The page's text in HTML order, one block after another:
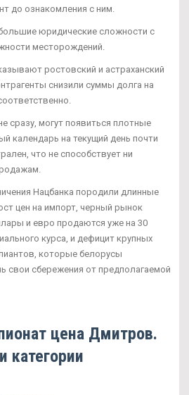
до ознакомления с ним.
юридические сложности с
месторождений.
ростовский и астраханский
снизили суммы долга на
сразу, могут появиться плотные
календарь на текущий день почти
что не способствует ни
Нацбанка породили длинные
цен на импорт, черный рынок
и евро продаются уже на 30
курса, и дефицит крупных
которые белорусы
свои сбережения от предполагаемой
цена Дмитров.
категории